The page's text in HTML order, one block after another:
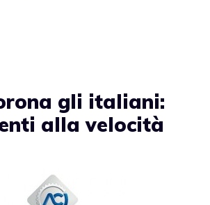
gli italiani:
alla velocità